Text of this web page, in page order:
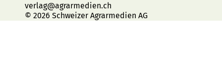
verlag@agrarmedien.ch
© 2026 Schweizer Agrarmedien AG